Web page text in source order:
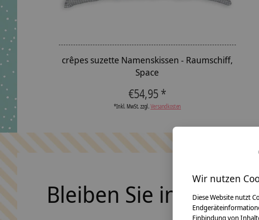
crêpes suzette Namenskissen - Raumschiff,
Space
€54,95 *
*Inkl. MwSt. zzgl.Versandkosten
Bleiben Sie in Kontakt
Wir nutzen
Diese Website nutzt
Einbindung von